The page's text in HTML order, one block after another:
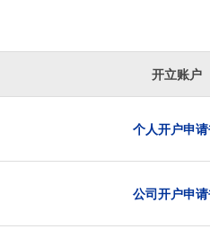
开立账户
个人开户申
公司开户申